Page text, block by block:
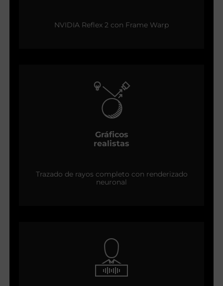
NVIDIA Reflex 2 con Frame Warp
Gráficos
realistas
Trazado de rayos completo con renderizado
neuronal